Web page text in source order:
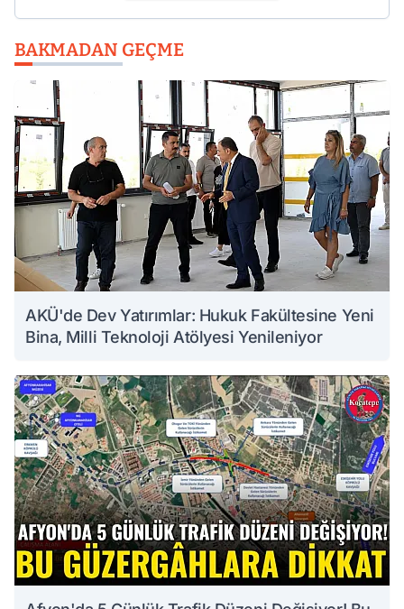
BAKMADAN GEÇME
AKÜ'de Dev Yatırımlar: Hukuk Fakültesine Yeni
Bina, Milli Teknoloji Atölyesi Yenileniyor